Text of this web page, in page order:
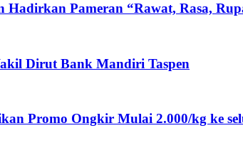
Pameran “Rawat, Rasa,
Dirut Bank Mandiri Taspen
Promo Ongkir Mulai 2.000/kg ke